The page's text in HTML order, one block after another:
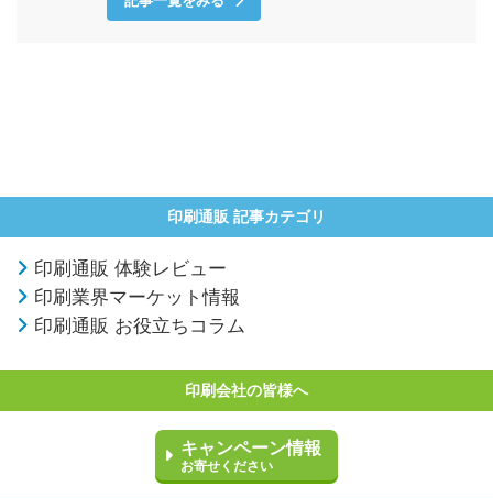
印刷通販 記事カテゴリ
印刷通販 体験レビュー
印刷業界マーケット情報
印刷通販 お役立ちコラム
印刷会社の皆様へ
キャンペーン情報
お寄せください